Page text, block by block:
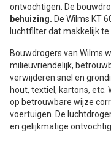
ontvochtigen. De
behuizing. De Wilms KT
luchtfilter dat makkelijk te
Bouwdrogers van Wilms
milieuvriendelijk,
verwijderen snel en
hout, textiel, kartons, etc.
op betrouwbare wijze
voertuigen. De
en gelijkmatige